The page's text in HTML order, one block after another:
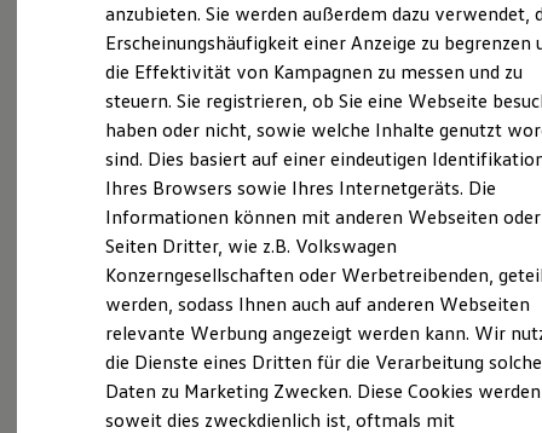
VW Connect für Ihren Transporter/Caravelle
VW Connect für Ihren Amarok
VW Connect für andere Modelle
Fleet Interface Data
Multistop Pathfinder
Übersicht Software Updates
Digitales Bordbuch
Fahrerassistenz- und Sicherheitssysteme
Kontrollleuchten
Kurzfahrprofile und Ölverdünnung
Batterieverordnung
XTL-Dieselkraftstoff
Ersatzteile und Betriebsflüssigkeiten
Original Zubehör und Lifestyle Produkte
myVolkswagen
myVolkswagen Business
Elektrisch & Autonom
Knubel in Stadtlohn.
Versprochen ist versprochen. Schon seit mehr als
135 Jahren überzeugt Knubel als Mobilitätspartner
im Münsterland. Finden Sie hier die wichtigsten Infos
zu unserem Betrieb, wie beispielsweise die
Öffnungszeiten, den Standort, unser Team oder
unsere Social Media Kanäle. Wir freuen uns auf Ihren
Besuch!
Das sind unsere Leistungen
anzubieten. Sie werden außerdem dazu verwendet,
Erscheinungshäufigkeit einer Anzeige zu begrenzen
die Effektivität von Kampagnen zu messen und zu
steuern. Sie registrieren, ob Sie eine Webseite
haben oder nicht, sowie welche Inhalte genutzt
sind. Dies basiert auf einer eindeutigen
Ihres Browsers sowie Ihres Internetgeräts. Die
Informationen können mit anderen Webseiten oder
Seiten Dritter, wie z.B. Volkswagen
Konzerngesellschaften oder Werbetreibenden,
werden, sodass Ihnen auch auf anderen Webseiten
relevante Werbung angezeigt werden kann. Wir
die Dienste eines Dritten für die Verarbeitung
Daten zu Marketing Zwecken. Diese Cookies
soweit dies zweckdienlich ist, oftmals mit